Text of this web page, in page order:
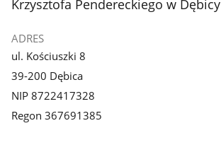
Krzysztofa Pendereckiego w Dębicy
ADRES
ul. Kościuszki 8
39-200 Dębica
NIP 8722417328
Regon 367691385